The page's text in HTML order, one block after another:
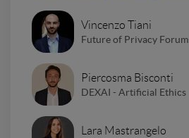
Vincenzo Tiani
Future of Privacy Forum
Piercosma Bisconti
DEXAI - Artificial Ethics
Lara Mastrangelo